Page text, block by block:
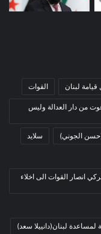
(26)
(133)
لبنان القوات
من دار العدالة وليس
الجوني) سلايد
انصار القوات الى اخلاء
لبنان(دانييلا سعد)